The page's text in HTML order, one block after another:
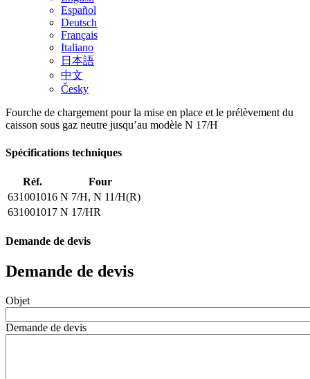
Español
Deutsch
Français
Italiano
日本語
中文
Česky
Fourche de chargement pour la mise en place et le prélèvement du
caisson sous gaz neutre jusqu’au modèle N 17/H
Spécifications techniques
Réf.
Four
631001016 N 7/H, N 11/H(R)
631001017 N 17/HR
Demande de devis
Demande de devis
Objet
Demande de devis